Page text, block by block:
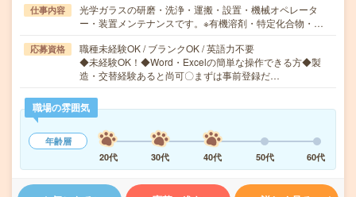
仕事内容
光学ガラスの研磨・洗浄・運搬・設置・機械オペレータ
ー・装置メンテナンスです。※有機溶剤・特定化合物・…
応募資格
職種未経験OK / ブランクOK / 英語力不要
◆未経験OK！◆Word・Excelの簡単な操作できる方◆製
造・交替経験あると尚可〇まずは事前登録だ…
職場の雰囲気
年齢層
20代
30代 40代 50代 60代